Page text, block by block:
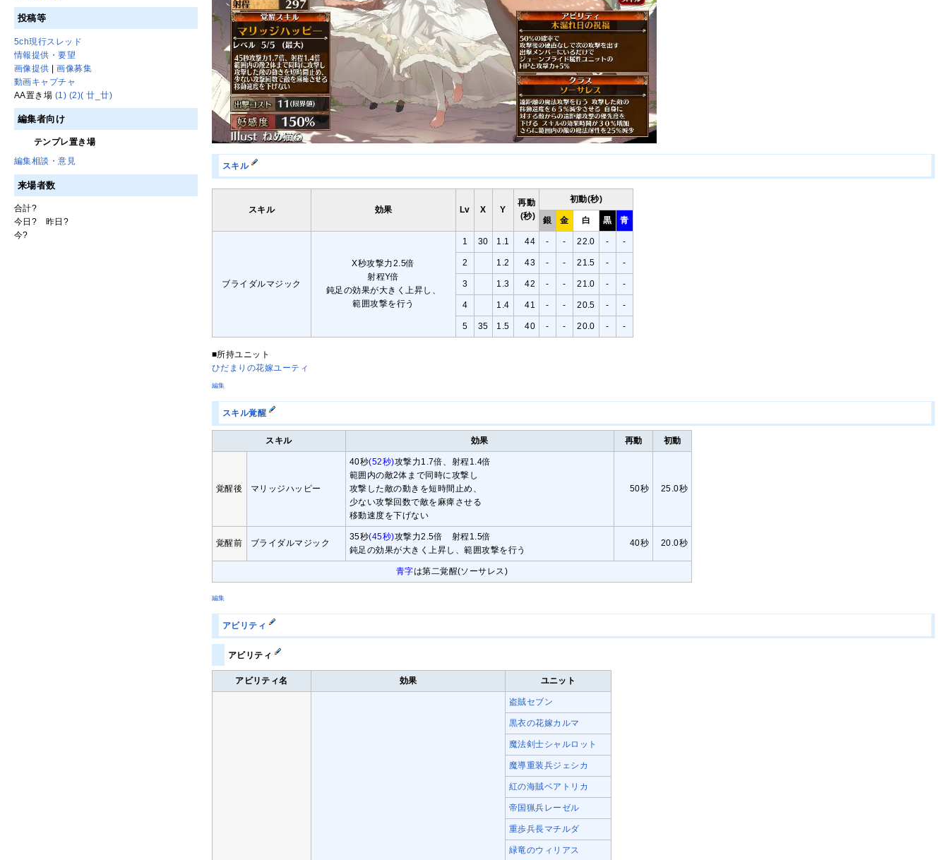
スキル
スキル 効果 Lv X Y
再動
(秒)
初動(秒)
銀 金 白 黒 青
ブライダルマジック
X秒攻撃力2.5倍
射程Y倍
鈍足の効果が大きく上昇し、
範囲攻撃を行う
1 30 1.1 44 - - 22.0 - -
2 1.2 43 - - 21.5 - -
3 1.3 42 - - 21.0 - -
4 1.4 41 - - 20.5 - -
5 35 1.5 40 - - 20.0 - -
■所持ユニット
ひだまりの花嫁ユーティ
編集
スキル覚醒
スキル 効果 再動 初動
覚醒後 マリッジハッピー
40秒(52秒)攻撃力1.7倍、射程1.4倍
範囲内の敵2体まで同時に攻撃し
攻撃した敵の動きを短時間止め、
少ない攻撃回数で敵を麻痺させる
移動速度を下げない
50秒 25.0秒
覚醒前 ブライダルマジック
35秒(45秒)攻撃力2.5倍 射程1.5倍
鈍足の効果が大きく上昇し、範囲攻撃を行う
40秒 20.0秒
青字は第二覚醒(ソーサレス)
編集
アビリティ
アビリティ
アビリティ名 効果 ユニット
盗賊セブン
黒衣の花嫁カルマ
魔法剣士シャルロット
魔導重装兵ジェシカ
紅の海賊ベアトリカ
帝国猟兵レーゼル
重歩兵長マチルダ
緑竜のウィリアス
投稿等
5ch現行スレッド
情報提供・要望
画像提供 |画像募集
動画キャプチャ
AA置き場 (1) (2)( 廿_廿)
編集者向け
テンプレ置き場
編集相談・意見
来場者数
合計?
今日 ? 昨日 ?
今?